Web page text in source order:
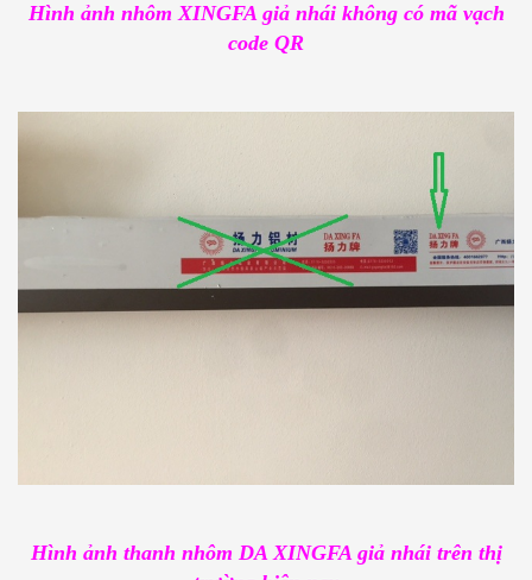
Hình ảnh nhôm XINGFA giả nhái không có mã vạch
code QR
Hình ảnh thanh nhôm DA XINGFA giả nhái trên thị